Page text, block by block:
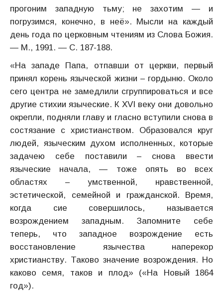
прогоним западную тьму; не захотим — и
погрузимся, конечно, в неё». Мысли на каждый
день года по церковным чтениям из Слова Божия.
— М., 1991. — С. 187-188.
«На западе Папа, отпавши от церкви, первый
принял корень языческой жизни – гордыню. Около
сего центра не замедлили сгруппироваться и все
другие стихии языческие. К XVI веку они довольно
окрепли, подняли главу и гласно вступили снова в
состязание с христианством. Образовался круг
людей, языческим духом исполненных, которые
задачею себе поставили – снова ввести
языческие начала, — тоже опять во всех
областях – умственной, нравственной,
эстетической, семейной и гражданской. Время,
когда сие совершилось, называется
возрождением западным. Запомните себе
теперь, что западное возрождение есть
восстановление язычества наперекор
христианству. Таково значение возрождения. Но
каково семя, таков и плод» («На Новый 1864
год»).